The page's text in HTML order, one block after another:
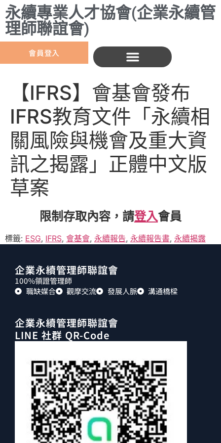
永續專業人才協會(企業永續管
理師聯誼會)
會員登入
【IFRS】會基會發布
IFRS教育文件「永續相
關風險與機會及重大資
訊之揭露」正體中文版
草案
限制存取內容，請登入會員
標籤: ESG, IFRS, 會基會, 永續報告, 永續報告書, 永續揭露
企業永續管理師聯誼會
100%領證管理師
職缺媒合
觀摩交流 發展人脈 溝通橋樑
企業永續管理師聯誼會
LINE 社群 QR-Code